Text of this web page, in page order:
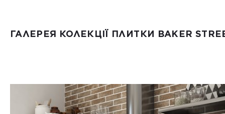
ГАЛЕРЕЯ КОЛЕКЦІЇ ПЛИТКИ BAKER